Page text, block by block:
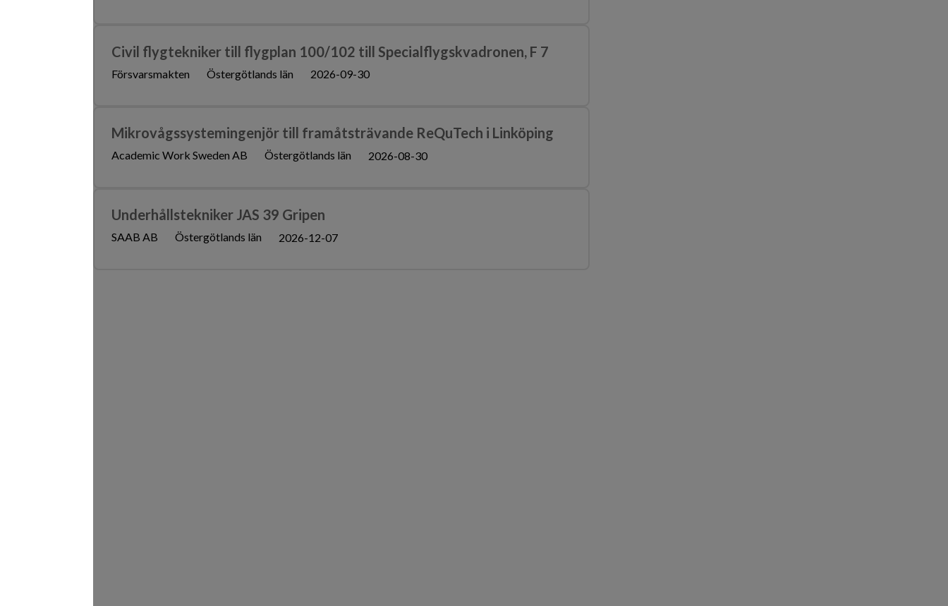
Civil flygtekniker till flygplan 100/102 till Specialflygskvadronen, F 7
Försvarsmakten Östergötlands län 2026-09-30
Mikrovågssystemingenjör till framåtsträvande ReQuTech i Linköping
Academic Work Sweden AB Östergötlands län 2026-08-30
Underhållstekniker JAS 39 Gripen
SAAB AB Östergötlands län 2026-12-07